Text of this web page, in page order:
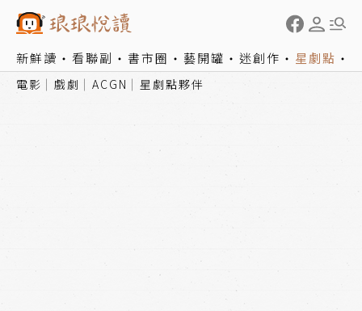
新鮮讀 看聯副 書市圈 藝開罐 迷創作 星劇點
電影 戲劇 ACGN 星劇點夥伴